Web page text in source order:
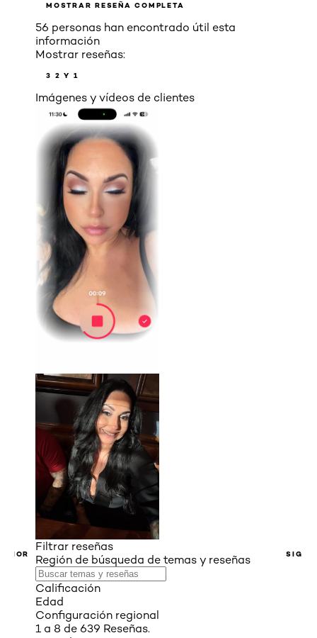
MOSTRAR RESEÑA COMPLETA
56 personas han encontrado útil esta
información
Mostrar reseñas:
3 2 Y 1
Imágenes y vídeos de clientes
Filtrar reseñas
Región de búsqueda de temas y reseñas
Calificación
Edad
Configuración regional
1 a 8 de 639 Reseñas.